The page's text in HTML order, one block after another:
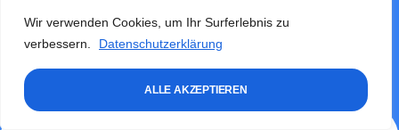
Wir verwenden Cookies, um Ihr Surferlebnis zu
verbessern.
Datenschutzerklärung
ALLE AKZEPTIEREN
LÖSUNGEN
Kontakt
Impressum
WER WIR SIND
Kontakt